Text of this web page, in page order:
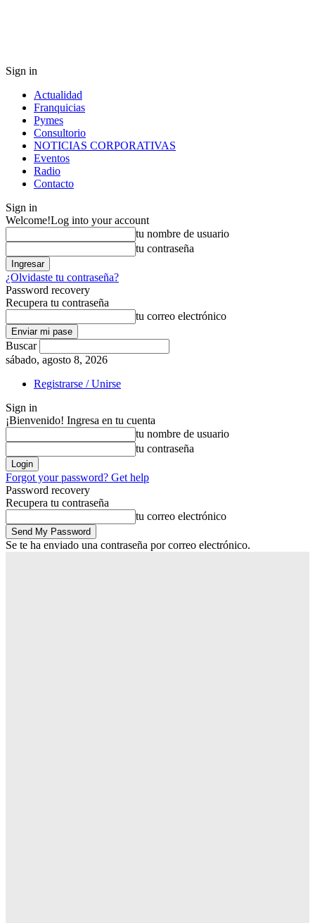
Sign in
Actualidad
Franquicias
Pymes
Consultorio
NOTICIAS CORPORATIVAS
Eventos
Radio
Contacto
Sign in
Welcome!Log into your account
tu nombre de usuario
tu contraseña
¿Olvidaste tu contraseña?
Password recovery
Recupera tu contraseña
tu correo electrónico
Buscar
sábado, agosto 8, 2026
Registrarse / Unirse
Sign in
¡Bienvenido! Ingresa en tu cuenta
tu nombre de usuario
tu contraseña
Forgot your password? Get help
Password recovery
Recupera tu contraseña
tu correo electrónico
Se te ha enviado una contraseña por correo electrónico.